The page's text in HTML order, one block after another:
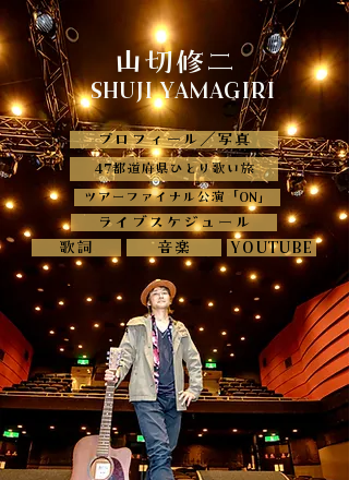
山切修二
SHUJI YAMAGIRI
プロフィール／写真
47都道府県ひとり歌い旅
ツアーファイナル公演「ON」
ライブスケジュール
歌詞
音楽 YOUTUBE